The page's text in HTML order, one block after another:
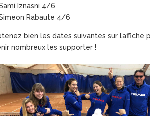
Iznasni 4/6
Rabaute 4/6
bien les dates suivantes sur l’affiche
nombreux les supporter !